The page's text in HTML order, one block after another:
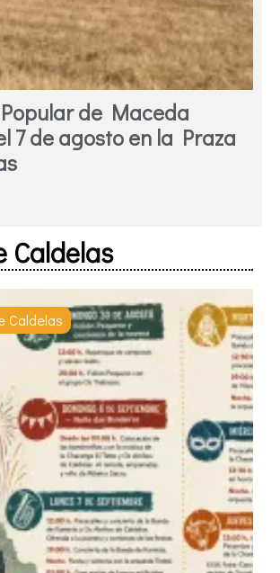
de Maceda
7 de agosto en la Praza
Caldelas
Caldelas